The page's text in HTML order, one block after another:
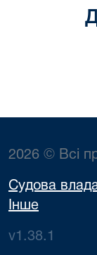
2026 © Всі
Судова
Інше
v1.38.1